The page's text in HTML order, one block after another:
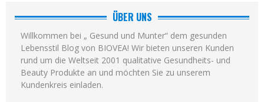
ÜBER UNS
Willkommen bei „ Gesund und Munter“ dem gesunden
Lebensstil Blog von BIOVEA! Wir bieten unseren Kunden
rund um die Weltseit 2001 qualitative Gesundheits- und
Beauty Produkte an und möchten Sie zu unserem
Kundenkreis einladen.